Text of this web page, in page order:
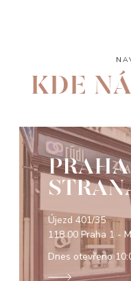
KDE
Újezd 401/35
118 00 Praha 1 -
Dnes otevřeno